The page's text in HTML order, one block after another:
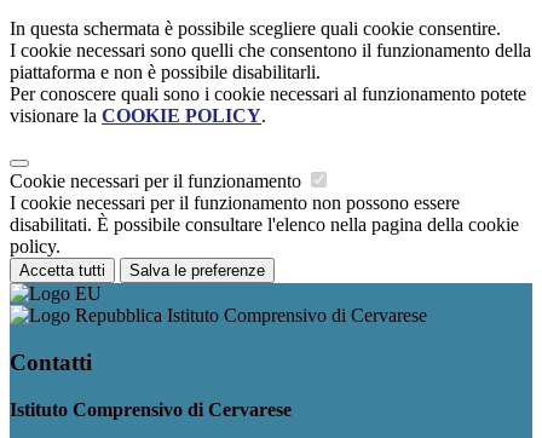
In questa schermata è possibile scegliere quali cookie consentire.
I cookie necessari sono quelli che consentono il funzionamento della
piattaforma e non è possibile disabilitarli.
Per conoscere quali sono i cookie necessari al funzionamento potete
visionare la COOKIE POLICY.
Cookie necessari per il funzionamento
I cookie necessari per il funzionamento non possono essere
disabilitati. È possibile consultare l'elenco nella pagina della cookie
policy.
Accetta tutti Salva le preferenze
Istituto Comprensivo di Cervarese
Contatti
Istituto Comprensivo di Cervarese